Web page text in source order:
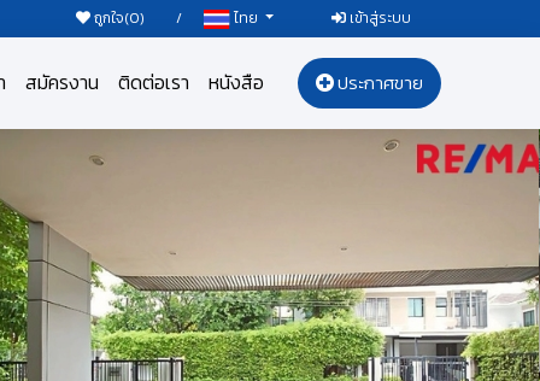
ถูกใจ(0) / ไทย เข้าสู่ระบบ
สมัครงาน ติดต่อเรา หนังสือ ประกาศขาย